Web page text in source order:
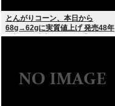
とんがりコーン、本日から
68g→62gに実質値上げ 発売48年
で初の箱縮小 メーカー「CO2も